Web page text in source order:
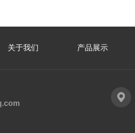
关于我们 产品展示